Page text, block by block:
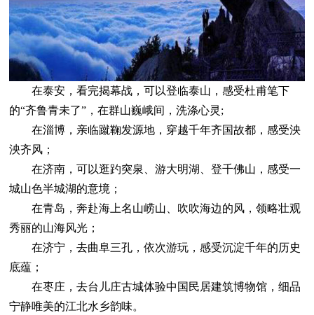
在泰安，看完揭幕战，可以登临泰山，感受杜甫笔下
的“齐鲁青未了”，在群山巍峨间，洗涤心灵;
在淄博，亲临蹴鞠发源地，穿越千年齐国故都，感受泱
泱齐风；
在济南，可以逛趵突泉、游大明湖、登千佛山，感受一
城山色半城湖的意境；
在青岛，奔赴海上名山崂山、吹吹海边的风，领略壮观
秀丽的山海风光；
在济宁，去曲阜三孔，依次游玩，感受沉淀千年的历史
底蕴；
在枣庄，去台儿庄古城体验中国民居建筑博物馆，细品
宁静唯美的江北水乡韵味。